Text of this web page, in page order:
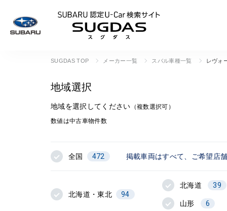
SUGDAS TOP メーカー一覧 スバル車種一覧 レヴォ
地域選択
地域を選択してください （複数選択可）
数値は中古車物件数
全国 472 掲載車両はすべて、ご希望店
北海道・東北 94
北海道 39
山形 6